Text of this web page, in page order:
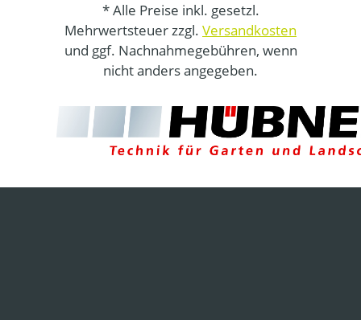
* Alle Preise inkl. gesetzl.
Mehrwertsteuer zzgl. Versandkosten
und ggf. Nachnahmegebühren, wenn
nicht anders angegeben.